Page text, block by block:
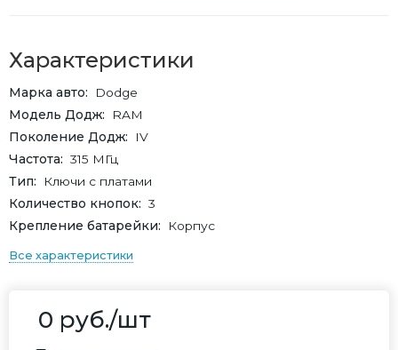
Характеристики
Марка авто
Dodge
Модель Додж
RAM
Поколение Додж
IV
Частота
315 МГц
Тип
Ключи с платами
Количество кнопок
3
Крепление батарейки
Корпус
Все характеристики
0 руб./шт